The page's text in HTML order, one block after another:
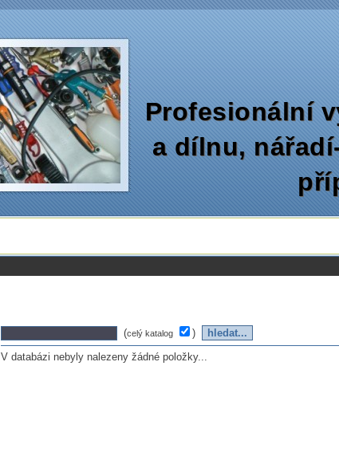
Profesionální
a dílnu‚
(celý katalog
)
V databázi nebyly nalezeny žádné položky...